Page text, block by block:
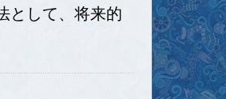
として、将来的